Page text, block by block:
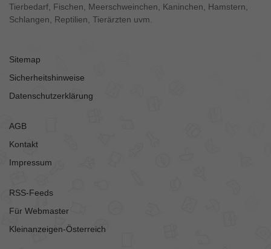
Tierbedarf, Fischen, Meerschweinchen, Kaninchen, Hamstern,
Schlangen, Reptilien, Tierärzten uvm.
Sitemap
Sicherheitshinweise
Datenschutzerklärung
AGB
Kontakt
Impressum
RSS-Feeds
Für Webmaster
Kleinanzeigen-Österreich